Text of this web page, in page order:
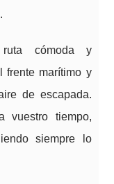
cómoda y
frente marítimo y
de escapada.
vuestro tiempo,
siempre lo